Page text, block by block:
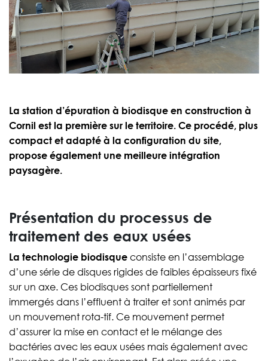
La station d’épuration à biodisque en construction à
Cornil est la première sur le territoire. Ce procédé, plus
compact et adapté à la configuration du site,
propose également une meilleure intégration
paysagère.
Présentation du processus de
traitement des eaux usées
La technologie biodisque consiste en l’assemblage
d’une série de disques rigides de faibles épaisseurs fixé
sur un axe. Ces biodisques sont partiellement
immergés dans l’effluent à traiter et sont animés par
un mouvement rota-tif. Ce mouvement permet
d’assurer la mise en contact et le mélange des
bactéries avec les eaux usées mais également avec